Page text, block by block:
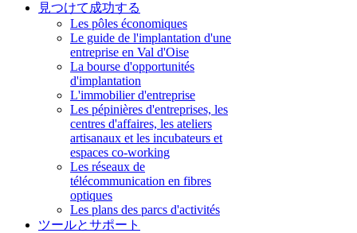
見つけて成功する
Les pôles économiques
Le guide de l'implantation d'une
entreprise en Val d'Oise
La bourse d'opportunités
d'implantation
L'immobilier d'entreprise
Les pépinières d'entreprises, les
centres d'affaires, les ateliers
artisanaux et les incubateurs et
espaces co-working
Les réseaux de
télécommunication en fibres
optiques
Les plans des parcs d'activités
ツールとサポート